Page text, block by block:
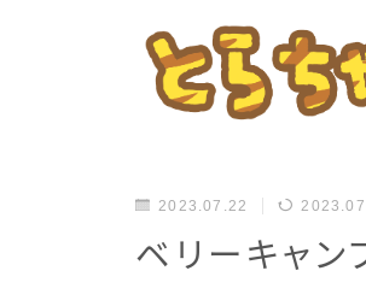
2023.07.22
ベリーキャン